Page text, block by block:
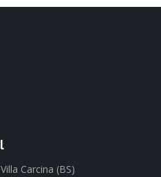
Carcina (BS)